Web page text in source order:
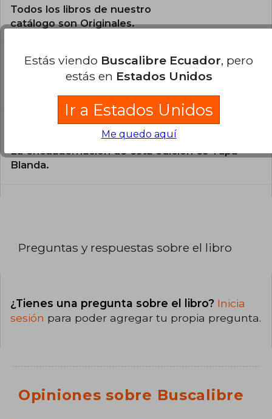
Todos los libros de nuestro
catálogo son Originales.
¿En qué Idioma está escrito el
¿Cuál es la encuadernación de este libro?
La encuadernación de esta edición es Tapa
Blanda.
Preguntas y respuestas sobre el libro
¿Tienes una pregunta sobre el libro? Inicia
sesión para poder agregar tu propia pregunta.
Opiniones sobre Buscalibre
Estás viendo Buscalibre Ecuador, pero
estás en Estados Unidos
Ir a Estados Unidos
Me quedo aquí